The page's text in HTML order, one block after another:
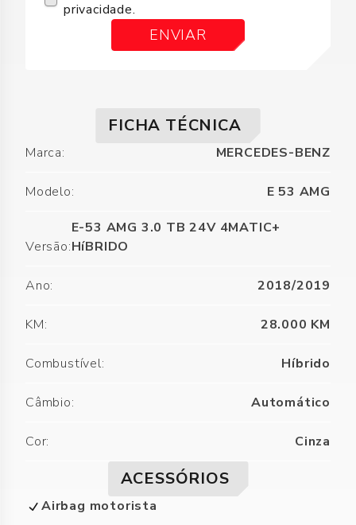
FICHA TÉCNICA
Marca: MERCEDES-BENZ
Modelo: E 53 AMG
Versão:
E-53 AMG 3.0 TB 24V 4MATIC+
HíBRIDO
Ano: 2018/2019
KM: 28.000 KM
Combustível: Híbrido
Câmbio: Automático
Cor: Cinza
ACESSÓRIOS
Airbag motorista
privacidade.
ENVIAR